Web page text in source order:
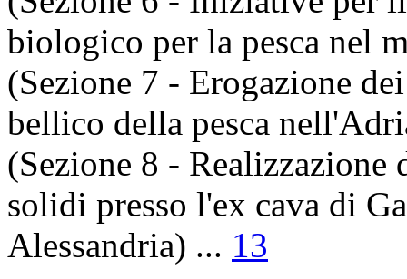
biologico per la pesca nel
(Sezione 7 - Erogazione
bellico della pesca
(Sezione 8 -
solidi presso l'ex cava di
Alessandria) ... 13